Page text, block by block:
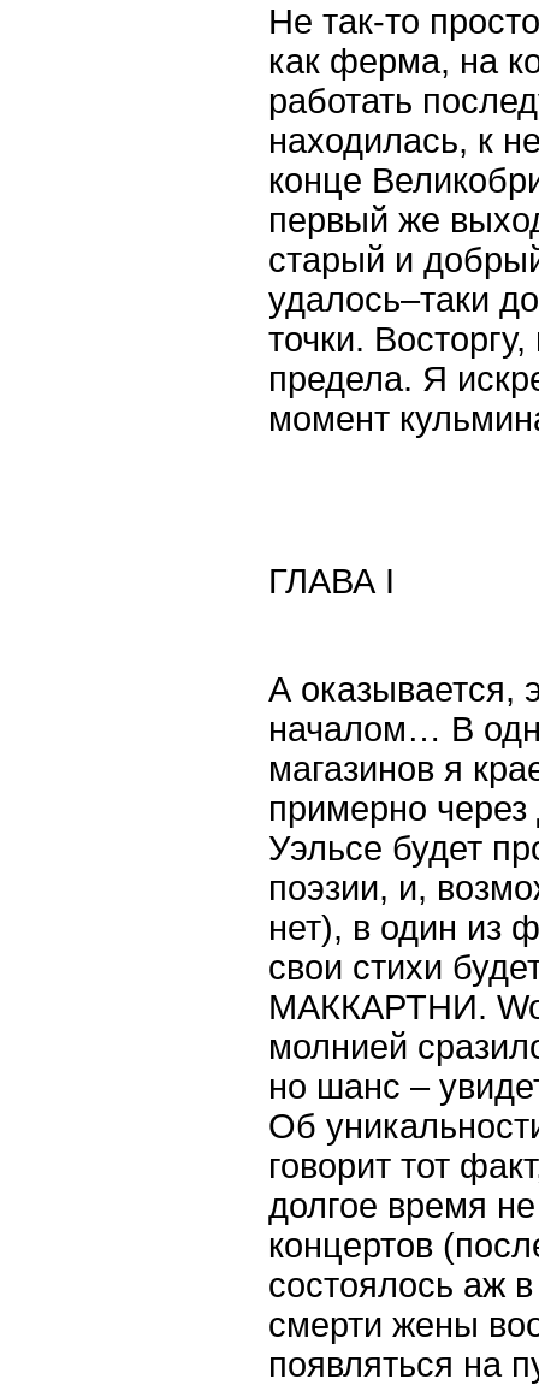
Не так-то
как ферма, на
работать
находилась, к
конце
первый же
старый и
удалось–таки
точки.
предела. Я
момент
ГЛАВА I
А оказывается,
началом… В
магазинов я
примерно через
Уэльсе будет
поэзии, и,
нет), в один из
свои стихи
МАККАРТНИ.
молнией
но шанс –
Об
говорит тот
долгое время
концертов
состоялось аж
смерти жены
появляться на